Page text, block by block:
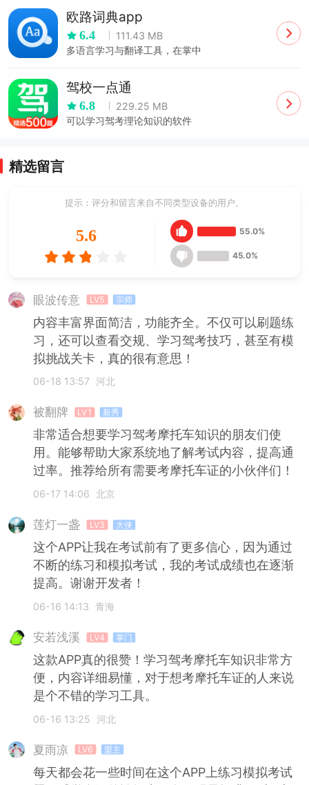
欧路词典app
6.4
111.43 MB
多语言学习与翻译工具，在掌中
驾校一点通
6.8
229.25 MB
可以学习驾考理论知识的软件
精选留言
提示：评分和留言来自不同类型设备的用户。
5.6 55.0%
45.0%
眼波传意 LV5 宗师
内容丰富界面简洁，功能齐全。不仅可以刷题练
习，还可以查看交规、学习驾考技巧，甚至有模
拟挑战关卡，真的很有意思！
06-18 13:57 河北
被翻牌 LV1 新秀
非常适合想要学习驾考摩托车知识的朋友们使
用。能够帮助大家系统地了解考试内容，提高通
过率。推荐给所有需要考摩托车证的小伙伴们！
06-17 14:06 北京
莲灯一盏 LV3 大侠
这个APP让我在考试前有了更多信心，因为通过
不断的练习和模拟考试，我的考试成绩也在逐渐
提高。谢谢开发者！
06-16 14:13 青海
安若浅溪 LV4 掌门
这款APP真的很赞！学习驾考摩托车知识非常方
便，内容详细易懂，对于想考摩托车证的人来说
是个不错的学习工具。
06-16 13:25 河北
夏雨凉 LV6 盟主
每天都会花一些时间在这个APP上练习模拟考试